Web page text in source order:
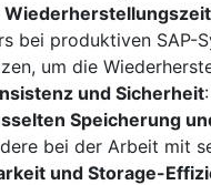
bei produktiven SAP-
um die
und Sicherheit
Speicherung
bei der Arbeit mit
und Storage-